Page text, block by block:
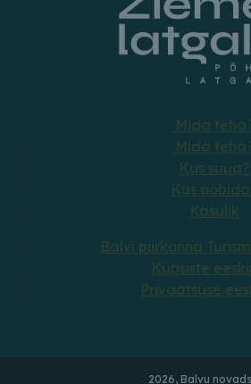
Mida teha?
Mida teha?
Kus ööbida?
Kasulik
Balvi piirkonna
Küpsiste
Privaatsuse
2026, Balvu novads